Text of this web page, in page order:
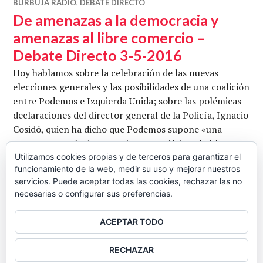
BURBUJA RADIO, DEBATE DIRECTO
De amenazas a la democracia y
amenazas al libre comercio –
Debate Directo 3-5-2016
Hoy hablamos sobre la celebración de las nuevas
elecciones generales y las posibilidades de una coalición
entre Podemos e Izquierda Unida; sobre las polémicas
declaraciones del director general de la Policía, Ignacio
Cosidó, quien ha dicho que Podemos supone «una
amenaza para la democracia» y, por último, hablamos
sobre las últimas filtraciones del TTIP o Tratado de
Libre Comercio entre la Unión Europea y Estados …
Seguir leyendoDe amenazas a la democracia y
BARRA
LATERAL
Utilizamos cookies propias y de terceros para garantizar el
funcionamiento de la web, medir su uso y mejorar nuestros
servicios. Puede aceptar todas las cookies, rechazar las no
necesarias o configurar sus preferencias.
ACEPTAR TODO
RECHAZAR